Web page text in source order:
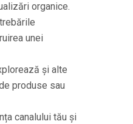
organice.
unei
și alte
produse sau
canalului tău și